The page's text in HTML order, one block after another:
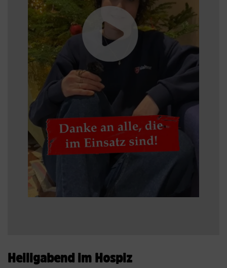
Heiligabend im Hospiz